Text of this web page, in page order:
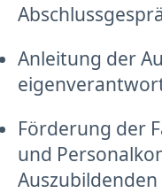
Anleitung der
Förderung der
und
Auszubildenden